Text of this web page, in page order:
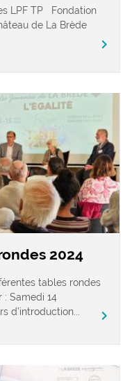
LPF TP Fondation
de La Brède
chevron_right
2024
tables rondes
Samedi 14
d’introduction...
chevron_right